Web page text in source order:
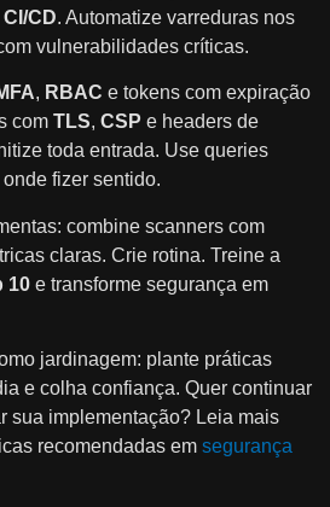
CD. Automatize varreduras nos
vulnerabilidades críticas.
, RBAC e tokens com expiração
com TLS, CSP e headers de
toda entrada. Use queries
fizer sentido.
combine scanners com
claras. Crie rotina. Treine a
10 e transforme segurança em
jardinagem: plante práticas
e colha confiança. Quer continuar
sua implementação? Leia mais
recomendadas em segurança